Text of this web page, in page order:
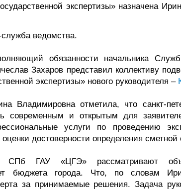
экспертизы» назначена
ведомства.
обязанности начальника Службы
Захаров представил коллективу
экспертизы» нового руководителя –
Владимировна отметила, что санкт-
современным и открытым для
услуги по проведению
достоверности определения сметной
СПб ГАУ «ЦГЭ» рассматривают
бюджета города. Что, по словам
за принимаемые решения. Задача